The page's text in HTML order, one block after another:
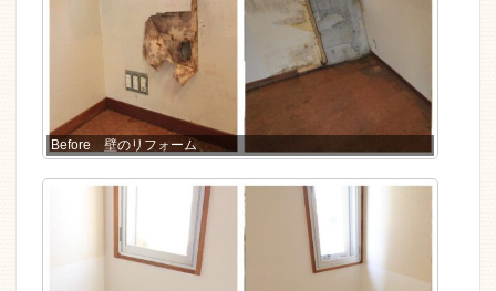
Before 壁のリフォーム